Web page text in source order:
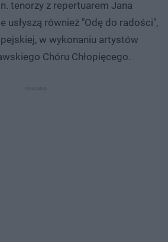
tenorzy z repertuarem Jana
usłyszą również "Odę do radości",
w wykonaniu artystów
Chóru Chłopięcego.